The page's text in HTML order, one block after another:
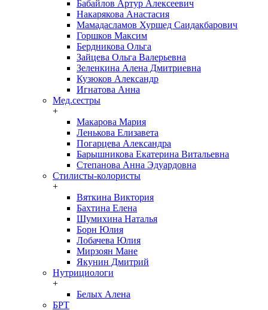
Бабайлов Артур Алексеевич
Накарякова Анастасия
Мамадасламов Хуршед Саидакбарович
Горшков Максим
Бердникова Ольга
Зайцева Ольга Валерьевна
Зеленкина Алена Дмитриевна
Кузюков Александр
Игнатова Анна
Мед.сестры
+
Макарова Мария
Ленькова Елизавета
Погарцева Александра
Барышникова Екатерина Витальевна
Степанова Анна Эдуардовна
Стилисты-колористы
+
Вяткина Виктория
Бахтина Елена
Шумихина Наталья
Борн Юлия
Лобачева Юлия
Мирзоян Мане
Якунин Дмитрий
Нутрициологи
+
Белых Алена
БРТ